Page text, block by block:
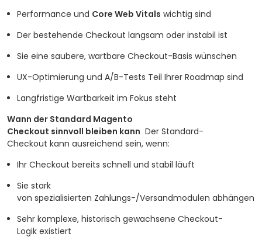
Performance und Core Web Vitals wichtig sind
Der bestehende Checkout langsam oder instabil ist
Sie eine saubere, wartbare Checkout-Basis wünschen
UX-Optimierung und A/B-Tests Teil Ihrer Roadmap sind
Langfristige Wartbarkeit im Fokus steht
Wann der Standard Magento
Checkout sinnvoll bleiben kann Der Standard-
Checkout kann ausreichend sein, wenn:
Ihr Checkout bereits schnell und stabil läuft
Sie stark
von spezialisierten Zahlungs-/Versandmodulen abhängen
Sehr komplexe, historisch gewachsene Checkout-
Logik existiert